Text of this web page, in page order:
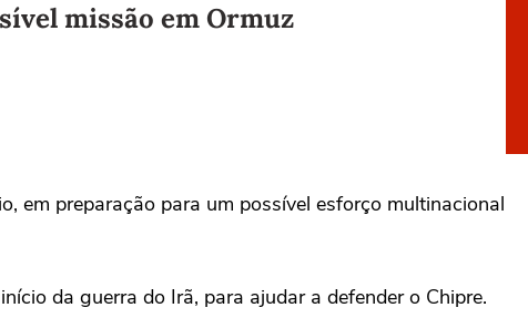
missão em Ormuz
em preparação para um possível esforço multinacional
‌da guerra do Irã, para ‌ajudar a defender o Chipre.